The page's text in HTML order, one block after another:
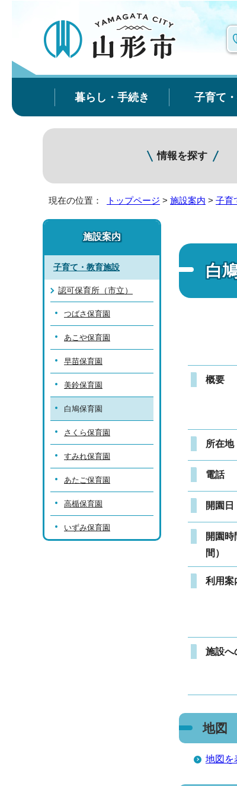
暮らし・手続き 子育て
情報を探す
現在の位置： トップページ > 施設案内 > 子育
白
概要
所在地
電話
開園日
開園時
間）
利用案
施設へ
地図
地図を
施設案内
子育て・教育施設
認可保育所（市立）
つばさ保育園
あこや保育園
早苗保育園
美鈴保育園
白鳩保育園
さくら保育園
すみれ保育園
あたご保育園
高楯保育園
いずみ保育園